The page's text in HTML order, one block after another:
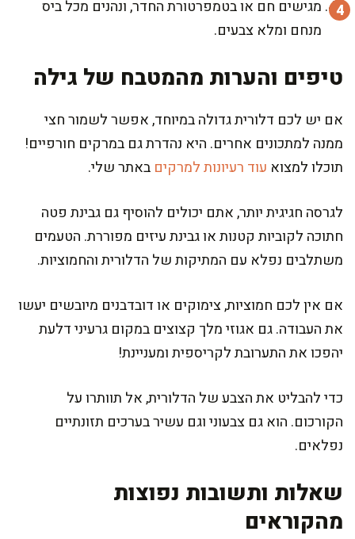
מגישים חם או בטמפרטורת החדר, ונהנים מכל ביס
מנחם ומלא צבעים.
טיפים והערות מהמטבח של גילה
אם יש לכם דלורית גדולה במיוחד, אפשר לשמור חצי
ממנה למתכונים אחרים. היא נהדרת גם במרקים חורפיים!
תוכלו למצוא עוד רעיונות למרקים באתר שלי.
לגרסה חגיגית יותר, אתם יכולים להוסיף גם גבינת פטה
חתוכה לקוביות קטנות או גבינת עיזים מפוררת. הטעמים
משתלבים נפלא עם המתיקות של הדלורית והחמוציות.
אם אין לכם חמוציות, צימוקים או דובדבנים מיובשים יעשו
את העבודה. גם אגוזי מלך קצוצים במקום גרעיני דלעת
יהפכו את התערובת לקריספית ומעניינת!
כדי להבליט את הצבע של הדלורית, אל תוותרו על
הקורכום. הוא גם צבעוני וגם עשיר בערכים תזונתיים
נפלאים.
שאלות ותשובות נפוצות
מהקוראים